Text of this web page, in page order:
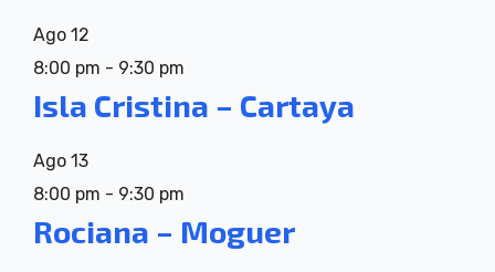
Ago 12
8:00 pm - 9:30 pm
Isla Cristina – Cartaya
Ago 13
8:00 pm - 9:30 pm
Rociana – Moguer